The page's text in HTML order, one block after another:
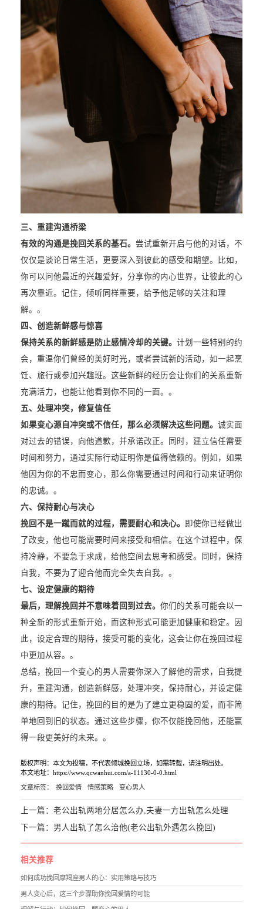
三、重建沟通桥梁
有效的沟通是挽回关系的基石。 尝试重新开启与他的对话，不
仅仅是谈论日常生活，更要深入到彼此的感受和期望。比如，
你可以问他最近的兴趣爱好，分享你的内心世界，让彼此的心
再次靠近。记住，倾听同样重要，给予他足够的关注和理
解。。
四、创造新鲜感与惊喜
保持关系的新鲜感是防止感情冷却的关键。 计划一些特别的约
会，重温你们曾经的美好时光，或者尝试新的活动，如一起烹
饪、旅行或参加兴趣班。这些新鲜的经历会让你们的关系重新
充满活力，也能让他看到你不同的一面。。
五、处理冲突，修复信任
如果变心源自冲突或不信任，那么必须解决这些问题。 诚实面
对过去的错误，向他道歉，并承诺改正。同时，建立信任需要
时间和努力，通过实际行动证明你是值得信赖的。例如，如果
他因为你的不忠而变心，那么你需要通过时间和行动来证明你
的忠诚。。
六、保持耐心与决心
挽回不是一蹴而就的过程，需要耐心和决心。
即使你已经做出
了改变，他也可能需要时间来接受和相信。在这个过程中，保
持冷静，不要急于求成，给他空间去思考和感受。同时，保持
自我，不要为了迎合他而完全失去自我。。
七、设定健康的期待
最后，理解挽回并不意味着回到过去。 你们的关系可能会以一
种全新的形式重新开始，而这种形式可能更加健康和稳定。因
此，设定合理的期待，接受可能的变化，这会让你在挽回过程
中更加从容。。
总结，挽回一个变心的男人需要你深入了解他的需求，自我提
升，重建沟通，创造新鲜感，处理冲突，保持耐心，并设定健
康的期待。记住，挽回的目的是为了建立更稳固的爱，而非简
单地回到旧的状态。通过这些步骤，你不仅能挽回他，还能赢
得一段更美好的未来。。
版权声明：本文为投稿，不代表倾城挽回立场，如需转载，请注明出处。
本文地址：https://www.qcwanhui.com/a-11130-0-0.html
文章标签： 挽回爱情 情感策略 变心男人
上一篇： 老公出轨两地分居怎么办,夫妻一方出轨怎么处理
下一篇： 男人出轨了怎么治他(老公出轨外遇怎么挽回)
相关推荐
如何成功挽回摩羯座男人的心：实用策略与技巧
男人变心后，这三个步骤助你挽回爱情的可能